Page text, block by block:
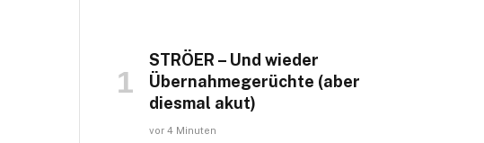
STRÖER – Und wieder
Übernahmegerüchte (aber
diesmal akut)
vor 4 Minuten